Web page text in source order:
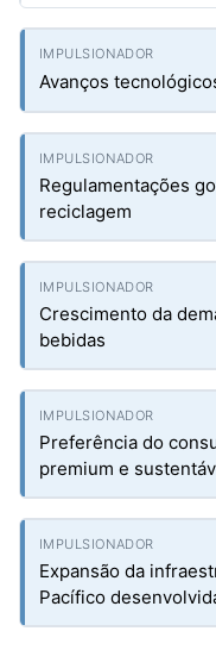
Avanços
Regulamentações
reciclagem
Crescimento da
bebidas
Preferência do
premium e
Expansão da
Pacífico